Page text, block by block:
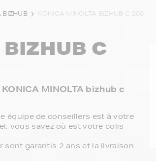
BIZHUB KONICA MINOLTA BIZHUB C 203
C
MINOLTA bizhub c
équipe de conseillers est à votre
vous savez où est votre colis
sont garantis 2 ans et la livraison